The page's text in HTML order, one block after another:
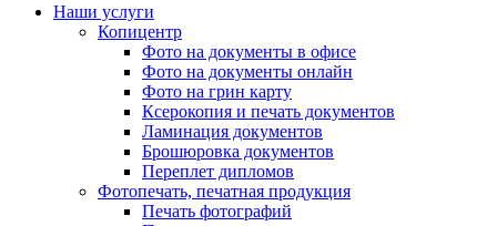
Наши услуги
Копицентр
Фото на документы в офисе
Фото на документы онлайн
Фото на грин карту
Ксерокопия и печать документов
Ламинация документов
Брошюровка документов
Переплет дипломов
Фотопечать, печатная продукция
Печать фотографий